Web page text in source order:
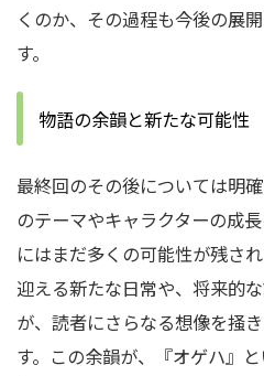
くのか、その過程も今後の展
す。
物語の余韻と新たな可能性
最終回のその後については明
のテーマやキャラクターの成
にはまだ多くの可能性が残さ
迎える新たな日常や、将来的
が、読者にさらなる想像を掻
す。この余韻が、『オゲハ』